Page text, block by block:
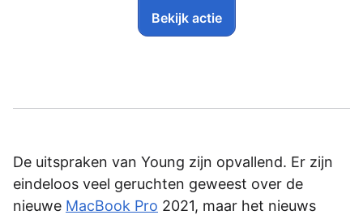
Bekijk actie
De uitspraken van Young zijn opvallend. Er zijn
eindeloos veel geruchten geweest over de
nieuwe MacBook Pro 2021, maar het nieuws